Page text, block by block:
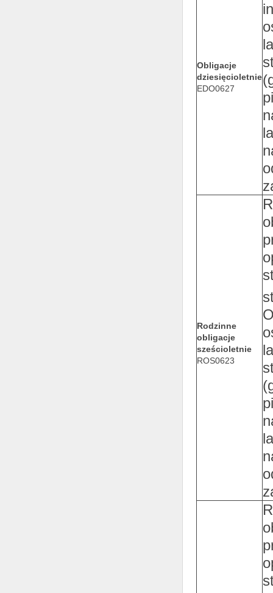
Obligacje
dziesięcioletnie
EDO0627
Rodzinne
obligacje
sześcioletnie
ROS0623